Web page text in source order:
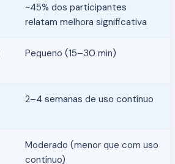
~45% dos participantes
relatam melhora significativa
Pequeno (15–30 min)
2–4 semanas de uso contínuo
Moderado (menor que com uso
contínuo)